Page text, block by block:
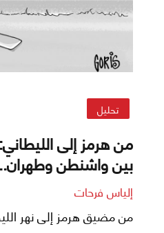
تحليل
من هرمز إلى
بين واشنطن وطهران..
إلياس فرحات
من مضيق هرمز إلى نهر